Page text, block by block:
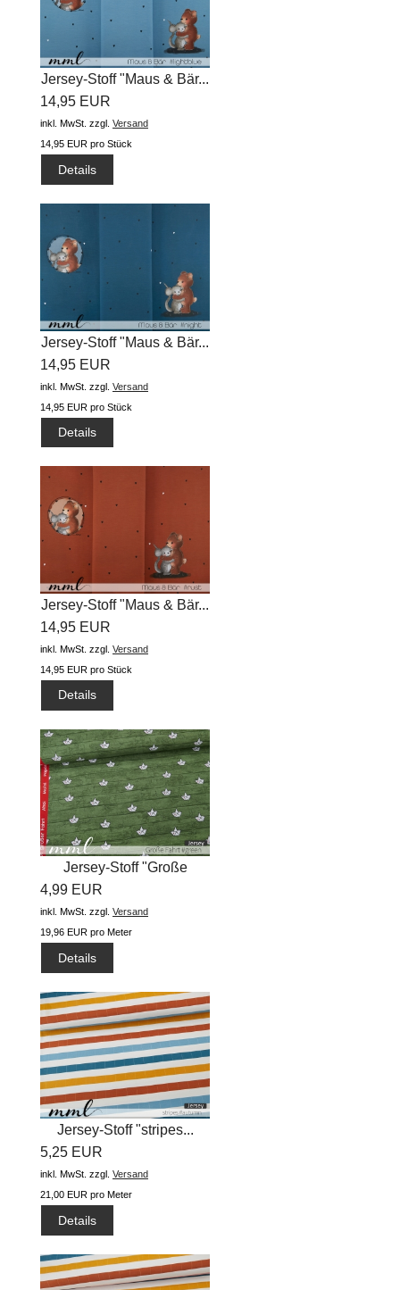
Jersey-Stoff "Maus & Bär...
14,95 EUR
inkl. MwSt. zzgl. Versand
14,95 EUR pro Stück
Details
Jersey-Stoff "Maus & Bär...
14,95 EUR
inkl. MwSt. zzgl. Versand
14,95 EUR pro Stück
Details
Jersey-Stoff "Maus & Bär...
14,95 EUR
inkl. MwSt. zzgl. Versand
14,95 EUR pro Stück
Details
Jersey-Stoff "Große
4,99 EUR
inkl. MwSt. zzgl. Versand
19,96 EUR pro Meter
Details
Jersey-Stoff "stripes...
5,25 EUR
inkl. MwSt. zzgl. Versand
21,00 EUR pro Meter
Details